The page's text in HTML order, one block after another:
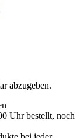
abzugeben.
Uhr bestellt, noch